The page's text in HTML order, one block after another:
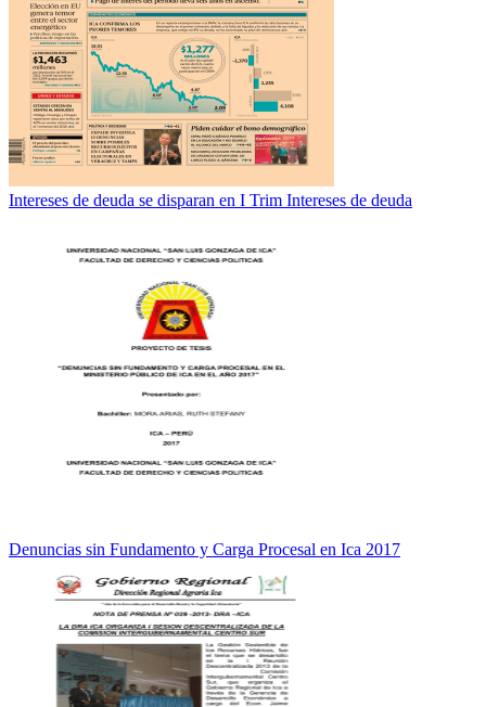
Intereses de deuda se disparan en I Trim Intereses de deuda
Denuncias sin Fundamento y Carga Procesal en Ica 2017